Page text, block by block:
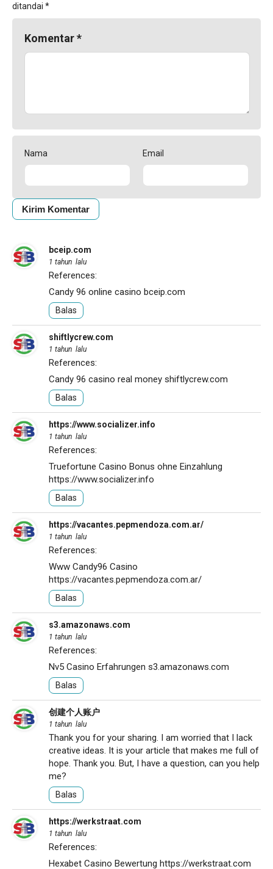
ditandai *
Komentar*
Nama Email
bceip.com
1 tahun lalu
References:
Candy 96 online casino bceip.com
Balas
shiftlycrew.com
1 tahun lalu
References:
Candy 96 casino real money shiftlycrew.com
Balas
https://www.socializer.info
1 tahun lalu
References:
Truefortune Casino Bonus ohne Einzahlung
https://www.socializer.info
Balas
https://vacantes.pepmendoza.com.ar/
1 tahun lalu
References:
Www Candy96 Casino
https://vacantes.pepmendoza.com.ar/
Balas
s3.amazonaws.com
1 tahun lalu
References:
Nv5 Casino Erfahrungen s3.amazonaws.com
Balas
创建个人账户
1 tahun lalu
Thank you for your sharing. I am worried that I lack
creative ideas. It is your article that makes me full of
hope. Thank you. But, I have a question, can you help
me?
Balas
https://werkstraat.com
1 tahun lalu
References:
Hexabet Casino Bewertung https://werkstraat.com